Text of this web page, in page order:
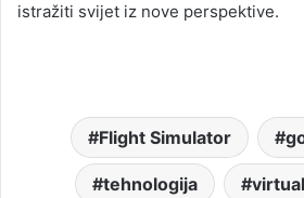
istražiti svijet iz nove perspektive.
Flight Simulator
tehnologija